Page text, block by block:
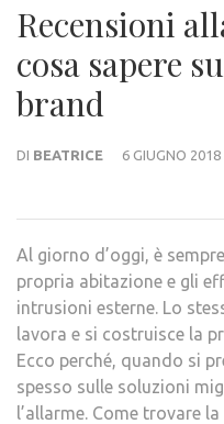
Recensioni
cosa sapere
brand
DI BEATRICE 6 GIUGNO 2018
Al giorno d’oggi, è
propria abitazione e gli
intrusioni esterne. Lo
lavora e si costruisce la
Ecco perché, quando si
spesso sulle soluzioni
l’allarme. Come trovare